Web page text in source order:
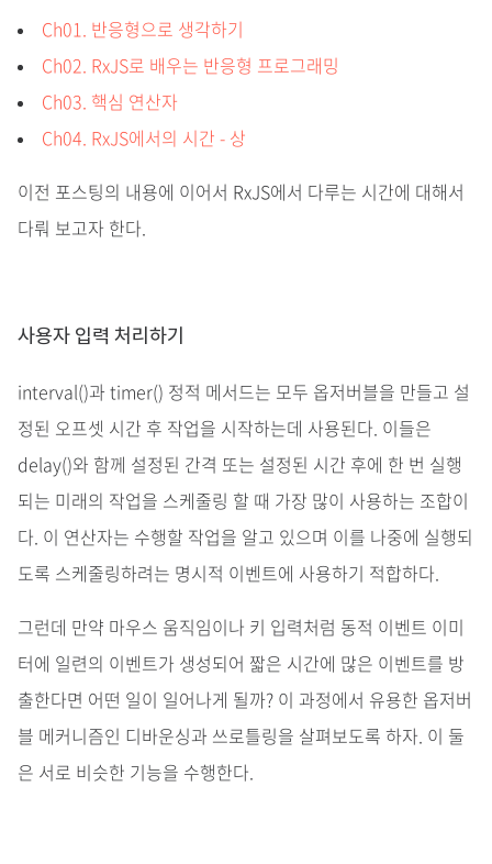
Ch01. 반응형으로 생각하기
Ch02. RxJS로 배우는 반응형 프로그래밍
Ch03. 핵심 연산자
Ch04. RxJS에서의 시간 - 상
이전 포스팅의 내용에 이어서 RxJS에서 다루는 시간에 대해서
다뤄 보고자 한다.
사용자 입력 처리하기
interval()과 timer() 정적 메서드는 모두 옵저버블을 만들고 설
정된 오프셋 시간 후 작업을 시작하는데 사용된다. 이들은
delay()와 함께 설정된 간격 또는 설정된 시간 후에 한 번 실행
되는 미래의 작업을 스케줄링 할 때 가장 많이 사용하는 조합이
다. 이 연산자는 수행할 작업을 알고 있으며 이를 나중에 실행되
도록 스케줄링하려는 명시적 이벤트에 사용하기 적합하다.
그런데 만약 마우스 움직임이나 키 입력처럼 동적 이벤트 이미
터에 일련의 이벤트가 생성되어 짧은 시간에 많은 이벤트를 방
출한다면 어떤 일이 일어나게 될까? 이 과정에서 유용한 옵저버
블 메커니즘인 디바운싱과 쓰로틀링을 살펴보도록 하자. 이 둘
은 서로 비슷한 기능을 수행한다.